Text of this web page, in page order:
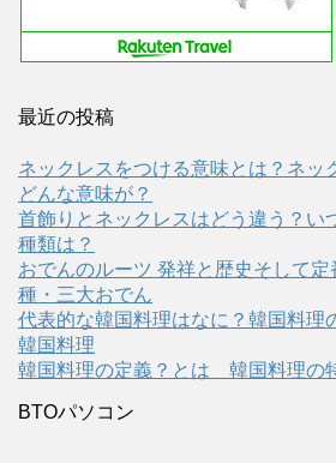
最近の投稿
ネックレスをつける意味とは？ネッ
どんな意味が？
首飾りとネックレスはどう違う？い
種類は？
おでんのルーツ 発祥と歴史そして定
種・三大おでん
代表的な韓国料理はなに？韓国料理
韓国料理
韓国料理の定義？とは 韓国料理の
BTOパソコン